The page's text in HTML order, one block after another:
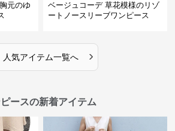
元のゆ
ベージュコーデ 草花模様のリゾ
ートノースリーブワンピース
人気アイテム一覧へ ›
ースの新着アイテム